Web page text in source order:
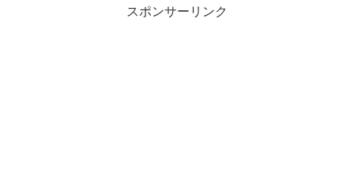
スポンサーリンク